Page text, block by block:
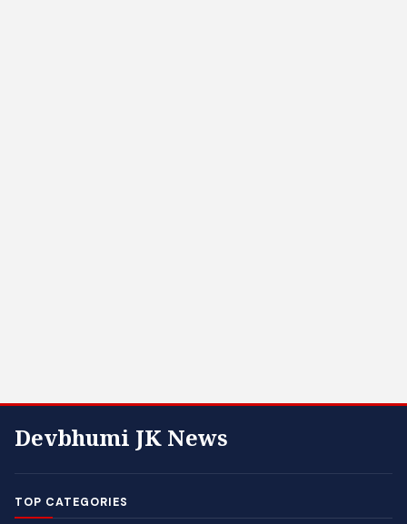
Devbhumi JK News
TOP CATEGORIES